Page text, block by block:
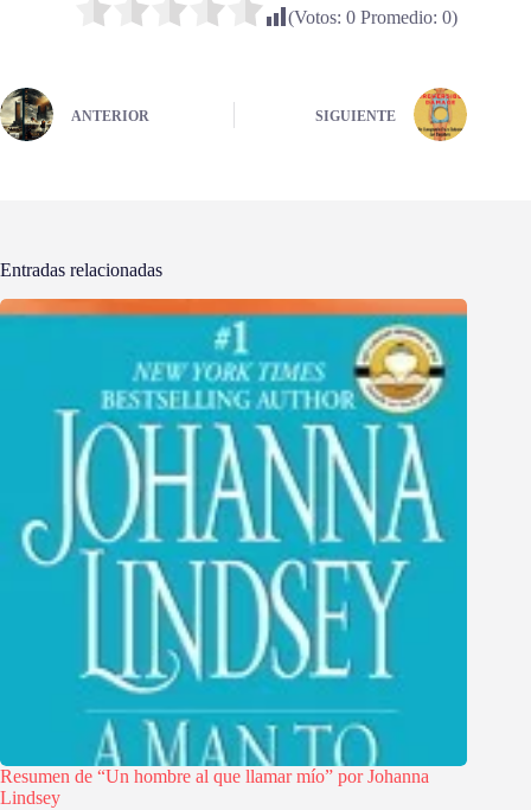
(Votos: 0Promedio: 0)
ANTERIOR SIGUIENTE
Entradas relacionadas
Resumen de “Un hombre al que llamar mío” por Johanna
Lindsey